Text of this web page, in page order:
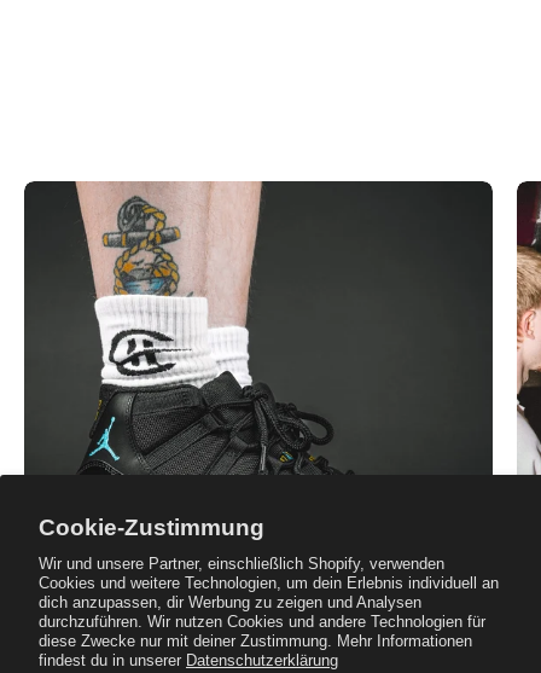
Cookie-Zustimmung
Wir und unsere Partner, einschließlich Shopify, verwenden
Cookies und weitere Technologien, um dein Erlebnis individuell an
dich anzupassen, dir Werbung zu zeigen und Analysen
durchzuführen. Wir nutzen Cookies und andere Technologien für
diese Zwecke nur mit deiner Zustimmung. Mehr Informationen
findest du in unserer Datenschutzerklärung